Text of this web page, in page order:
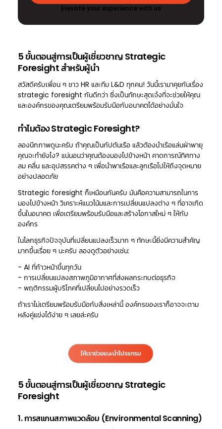
Elevate your experience with us
5 ขั้นตอนสู่การเป็นผู้เชี่ยวชาญ Strategic
Foresight สำหรับผู้นำ
สวัสดีครับเพื่อน ๆ ชาว HR และทีม L&D ทุกคน! วันนี้เรามาคุยกันเรื่อง
strategic foresight กันดีกว่า ซึ่งเป็นทักษะสุดเจ๋งที่จะช่วยให้คุณ
และองค์กรของคุณเตรียมพร้อมรับมือกับอนาคตได้อย่างมั่นใจ
ทำไมต้อง Strategic Foresight?
ลองนึกภาพดูนะครับ ถ้าคุณเป็นกัปตันเรือ แล้วต้องนำเรือแล่นฝ่าพายุ
คุณจะทำยังไง? แน่นอนว่าคุณต้องมองไปข้างหน้า คาดการณ์ทิศทาง
ลม คลื่น และอุปสรรคต่าง ๆ เพื่อนำพาเรือและลูกเรือไปให้ถึงจุดหมาย
อย่างปลอดภัย
Strategic foresight ก็เหมือนกันครับ มันคือความสามารถในการ
มองไปข้างหน้า วิเคราะห์แนวโน้มและการเปลี่ยนแปลงต่าง ๆ ที่อาจเกิด
ขึ้นในอนาคต เพื่อเตรียมพร้อมรับมือและสร้างโอกาสใหม่ ๆ ให้กับ
องค์กร
ในโลกธุรกิจปัจจุบันที่เปลี่ยนแปลงเร็วมาก ๆ ทักษะนี้ยิ่งมีความสำคัญ
มากขึ้นเรื่อย ๆ นะครับ ลองดูตัวอย่างเช่น:
- AI ที่ก้าวหน้าขึ้นทุกวัน
- การเปลี่ยนแปลงสภาพภูมิอากาศที่ส่งผลกระทบต่อธุรกิจ
- พฤติกรรมผู้บริโภคที่เปลี่ยนไปอย่างรวดเร็ว
ถ้าเราไม่เตรียมพร้อมรับมือกับสิ่งเหล่านี้ องค์กรของเราก็อาจจะตาม
หลังคู่แข่งได้ง่าย ๆ เลยล่ะครับ
ให้เราช่วยแนะนำโปรแกรม
5 ขั้นตอนสู่การเป็นผู้เชี่ยวชาญ Strategic
Foresight
1. การสแกนสภาพแวดล้อม (Environmental Scanning)